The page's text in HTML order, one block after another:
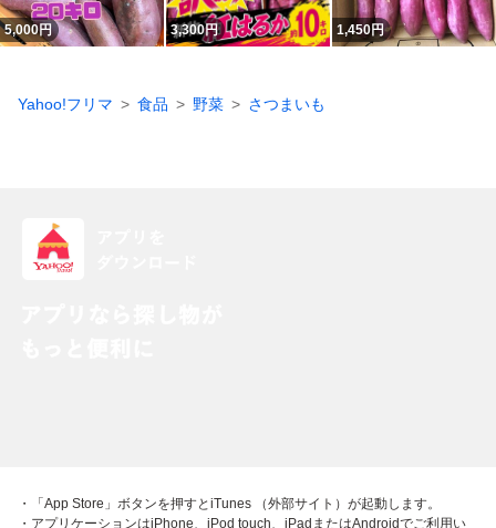
5,000円 3,300円 1,450円
Yahoo!フリマ 食品 野菜 さつまいも
・「App Store」ボタンを押すとiTunes （外部サイト）が起動します。
・アプリケーションはiPhone、iPod touch、iPadまたはAndroidでご利用い